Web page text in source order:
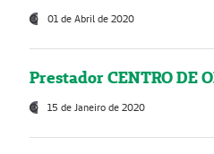
01 de Abril de 2020
Prestador CENTRO DE
15 de Janeiro de 2020